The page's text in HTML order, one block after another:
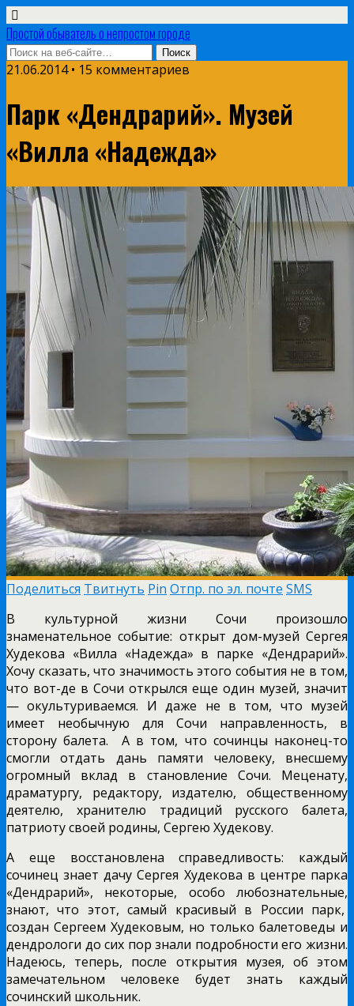
Простой обыватель о непростом городе
21.06.2014 • 15 комментариев
Парк «Дендрарий». Музей
«Вилла «Надежда»
Поделиться Твитнуть Pin Отпр. по эл. почте SMS
В культурной жизни Сочи произошло
знаменательное событие: открыт дом-музей Сергея
Худекова «Вилла «Надежда» в парке «Дендрарий».
Хочу сказать, что значимость этого события не в том,
что вот-де в Сочи открылся еще один музей, значит
— окультуриваемся. И даже не в том, что музей
имеет необычную для Сочи направленность, в
сторону балета.
А в том, что сочинцы наконец-то
смогли отдать дань памяти человеку, внесшему
огромный вклад в становление Сочи. Меценату,
драматургу, редактору, издателю, общественному
деятелю, хранителю традиций русского балета,
патриоту своей родины, Сергею Худекову.
А еще восстановлена справедливость: каждый
сочинец знает дачу Сергея Худекова в центре парка
«Дендрарий», некоторые, особо любознательные,
знают, что этот, самый красивый в России парк,
создан Сергеем Худековым, но только балетоведы и
дендрологи до сих пор знали подробности его жизни.
Надеюсь, теперь, после открытия музея, об этом
замечательном человеке будет знать каждый
сочинский школьник.